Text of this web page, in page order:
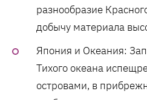
разнообразие
добычу материала
Япония и Океания:
Тихого океана
островами, в